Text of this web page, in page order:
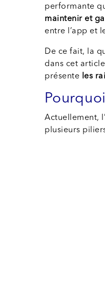
performante
maintenir et
entre l’app et
De ce fait, la
dans cet
présente
les
Actuellement,
plusieurs